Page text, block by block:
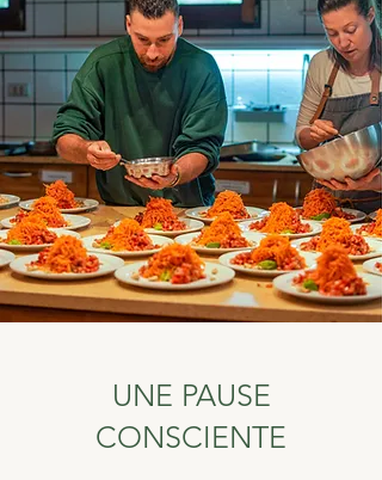
UNE PAUSE
CONSCIENTE